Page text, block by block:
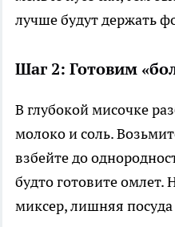
лучше будут держать
Шаг 2: Готовим
В глубокой мисочке
молоко и соль.
взбейте до
будто готовите омлет.
миксер, лишняя